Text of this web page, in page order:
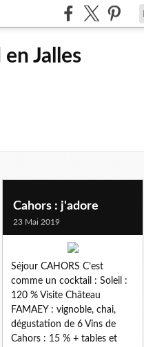
Jalles
Cahors : j'adore
23 Mai 2019
Séjour CAHORS C’est
comme un cocktail : Soleil :
120 % Visite Château
FAMAEY : vignoble, chai,
dégustation de 6 Vins de
Cahors : 15 % + tables et